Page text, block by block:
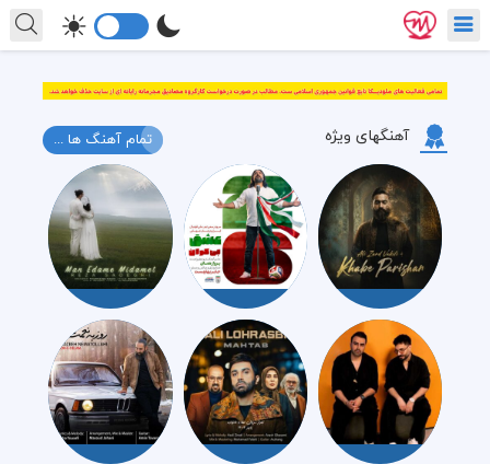
آهنگهای ویژه تمام آهنگ ها ...